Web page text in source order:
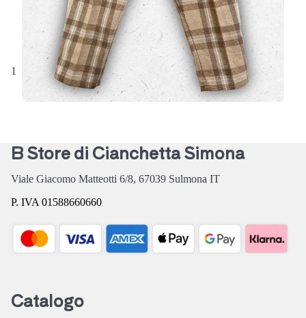
A partire da 75,00 € 52,50 €
1 4 5 prossima ultima
B Store di Cianchetta Simona
Viale Giacomo Matteotti 6/8, 67039 Sulmona IT
P. IVA 01588660660
Catalogo